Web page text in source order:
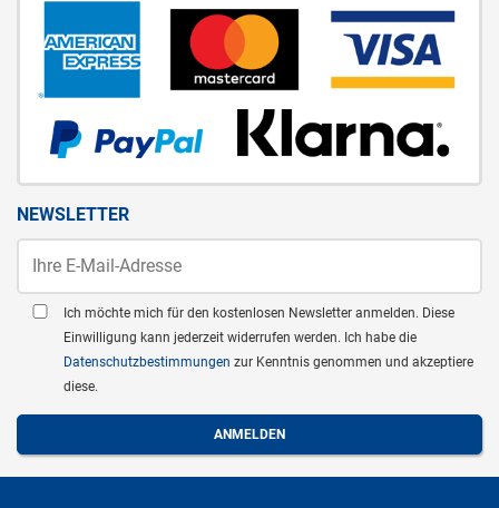
NEWSLETTER
Ich möchte mich für den kostenlosen Newsletter anmelden. Diese
Einwilligung kann jederzeit widerrufen werden. Ich habe die
Datenschutzbestimmungen zur Kenntnis genommen und akzeptiere
diese.